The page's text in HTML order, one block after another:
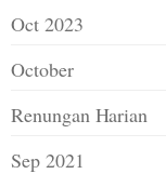
Oct 2023
October
Renungan Harian
Sep 2021